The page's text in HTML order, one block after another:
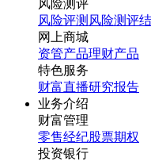
风险测评
风险评测 风险测评
网上商城
资管产品理财产品
特色服务
财富直播研究报告
业务介绍
财富管理
零售经纪股票期权
投资银行